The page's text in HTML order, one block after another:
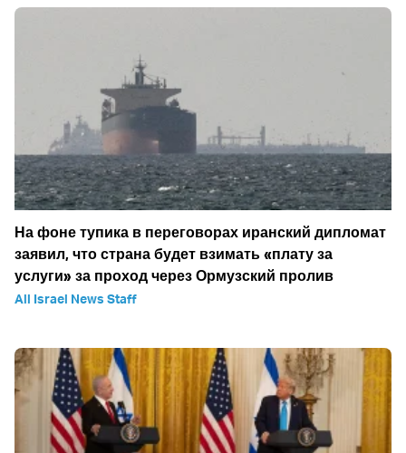
На фоне тупика в переговорах иранский дипломат
заявил, что страна будет взимать «плату за
услуги» за проход через Ормузский пролив
All Israel News Staff